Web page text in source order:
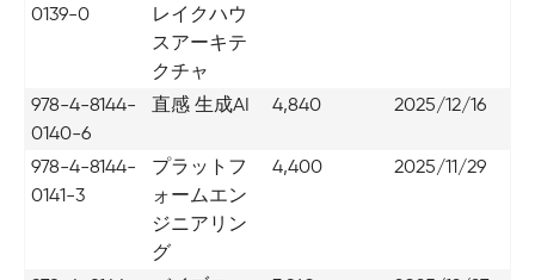
0139-0
レイクハウ
スアーキテ
クチャ
978-4-8144-
0140-6
直感 生成AI 4,840 2025/12/16
978-4-8144-
0141-3
プラットフ
ォームエン
ジニアリン
グ
4,400 2025/11/29